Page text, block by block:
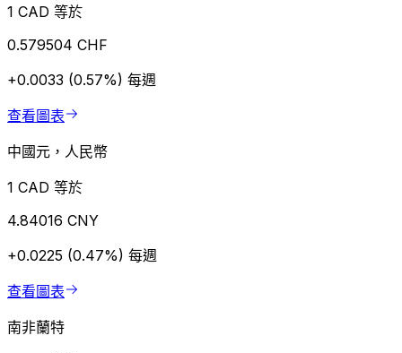
1 CAD 等於
0.579504 CHF
+0.0033 (0.57%) 每週
查看圖表
中國元，人民幣
1 CAD 等於
4.84016 CNY
+0.0225 (0.47%) 每週
查看圖表
南非蘭特